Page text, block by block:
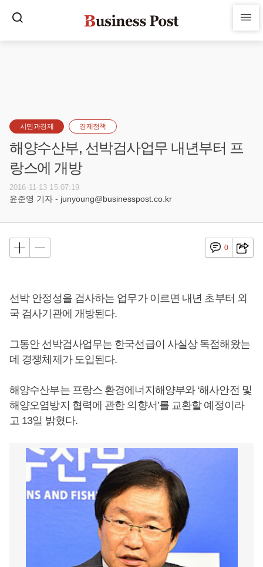
시민과경제 경제정책
해양수산부, 선박검사업무 내년부터 프
랑스에 개방
2016-11-13 15:07:19
윤준영 기자 - junyoung@businesspost.co.kr
0
선박 안정성을 검사하는 업무가 이르면 내년 초부터 외
국 검사기관에 개방된다.
그동안 선박검사업무는 한국선급이 사실상 독점해왔는
데 경쟁체제가 도입된다.
해양수산부는 프랑스 환경에너지해양부와 ‘해사안전 및
해양오염방지 협력에 관한 의향서’를 교환할 예정이라
고 13일 밝혔다.